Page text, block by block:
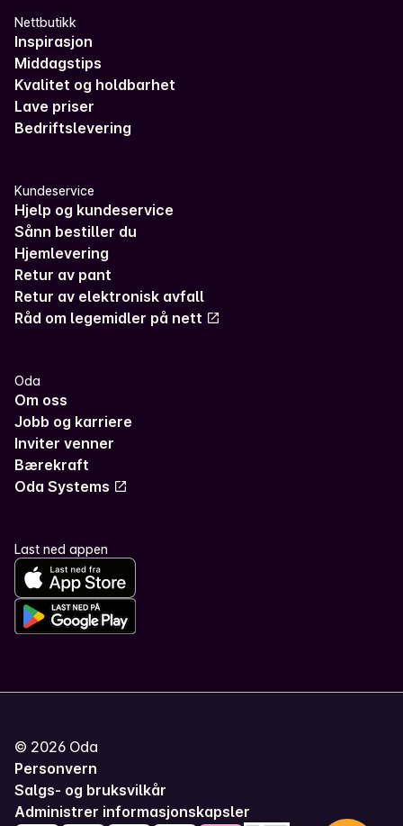
Nettbutikk
Inspirasjon
Middagstips
Kvalitet og holdbarhet
Lave priser
Bedriftslevering
Kundeservice
Hjelp og kundeservice
Sånn bestiller du
Hjemlevering
Retur av pant
Retur av elektronisk avfall
Råd om legemidler på nett
Oda
Om oss
Jobb og karriere
Inviter venner
Bærekraft
Oda Systems
Last ned appen
© 2026 Oda
Personvern
Salgs- og bruksvilkår
Administrer informasjonskapsler